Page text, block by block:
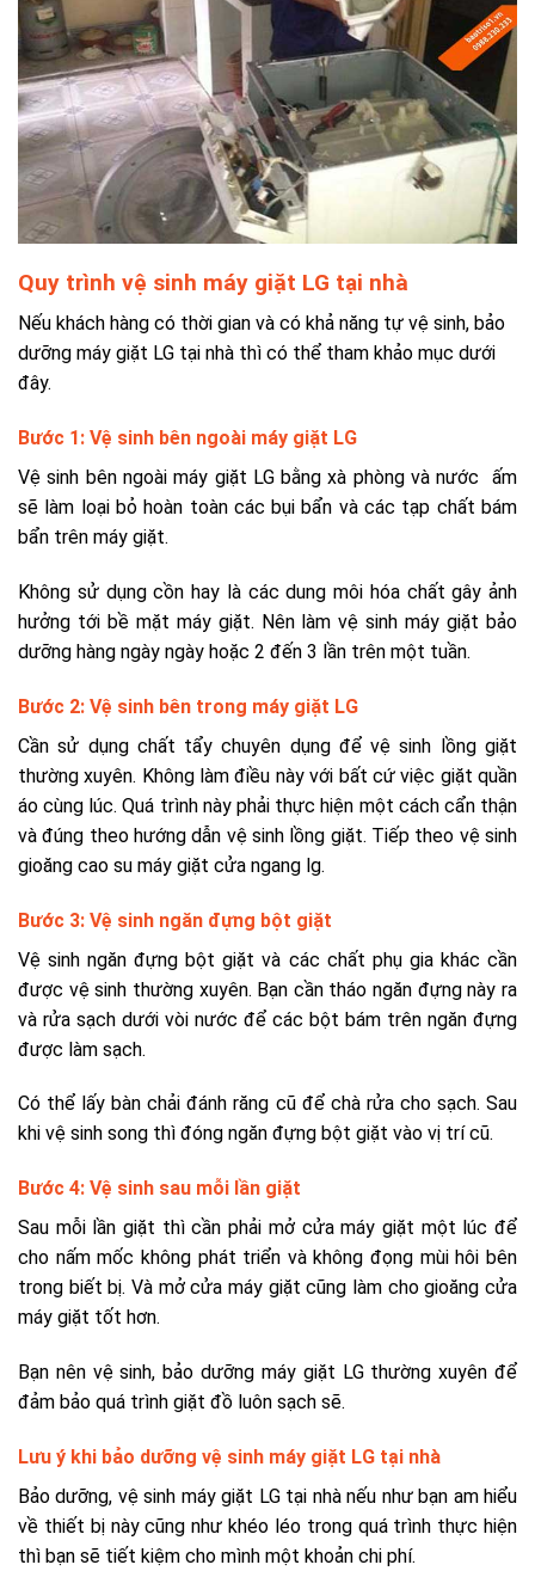
Quy trình vệ sinh máy giặt LG tại nhà
Nếu khách hàng có thời gian và có khả năng tự vệ sinh, bảo
dưỡng máy giặt LG tại nhà thì có thể tham khảo mục dưới
đây.
Bước 1: Vệ sinh bên ngoài máy giặt LG
Vệ sinh bên ngoài máy giặt LG bằng xà phòng và nước ấm
sẽ làm loại bỏ hoàn toàn các bụi bẩn và các tạp chất bám
bẩn trên máy giặt.
Không sử dụng cồn hay là các dung môi hóa chất gây ảnh
hưởng tới bề mặt máy giặt. Nên làm vệ sinh máy giặt bảo
dưỡng hàng ngày ngày hoặc 2 đến 3 lần trên một tuần.
Bước 2: Vệ sinh bên trong máy giặt LG
Cần sử dụng chất tẩy chuyên dụng để vệ sinh lồng giặt
thường xuyên. Không làm điều này với bất cứ việc giặt quần
áo cùng lúc. Quá trình này phải thực hiện một cách cẩn thận
và đúng theo hướng dẫn vệ sinh lồng giặt. Tiếp theo vệ sinh
gioăng cao su máy giặt cửa ngang lg.
Bước 3: Vệ sinh ngăn đựng bột giặt
Vệ sinh ngăn đựng bột giặt và các chất phụ gia khác cần
được vệ sinh thường xuyên. Bạn cần tháo ngăn đựng này ra
và rửa sạch dưới vòi nước để các bột bám trên ngăn đựng
được làm sạch.
Có thể lấy bàn chải đánh răng cũ để chà rửa cho sạch. Sau
khi vệ sinh song thì đóng ngăn đựng bột giặt vào vị trí cũ.
Bước 4: Vệ sinh sau mỗi lần giặt
Sau mỗi lần giặt thì cần phải mở cửa máy giặt một lúc để
cho nấm mốc không phát triển và không đọng mùi hôi bên
trong biết bị. Và mở cửa máy giặt cũng làm cho gioăng cửa
máy giặt tốt hơn.
Bạn nên vệ sinh, bảo dưỡng máy giặt LG thường xuyên để
đảm bảo quá trình giặt đồ luôn sạch sẽ.
Lưu ý khi bảo dưỡng vệ sinh máy giặt LG tại nhà
Bảo dưỡng, vệ sinh máy giặt LG tại nhà nếu như bạn am hiểu
về thiết bị này cũng như khéo léo trong quá trình thực hiện
thì bạn sẽ tiết kiệm cho mình một khoản chi phí.